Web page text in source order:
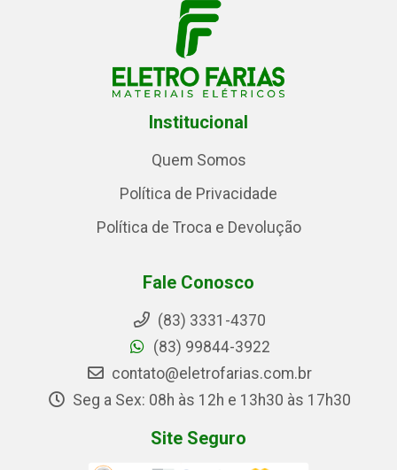
Institucional
Quem Somos
Política de Privacidade
Política de Troca e Devolução
Fale Conosco
(83) 3331-4370
(83) 99844-3922
contato@eletrofarias.com.br
Seg a Sex: 08h às 12h e 13h30 às 17h30
Site Seguro